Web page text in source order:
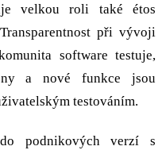
velkou roli také étos
při vývoji
software testuje,
a nové funkce jsou
testováním.
podnikových verzí s